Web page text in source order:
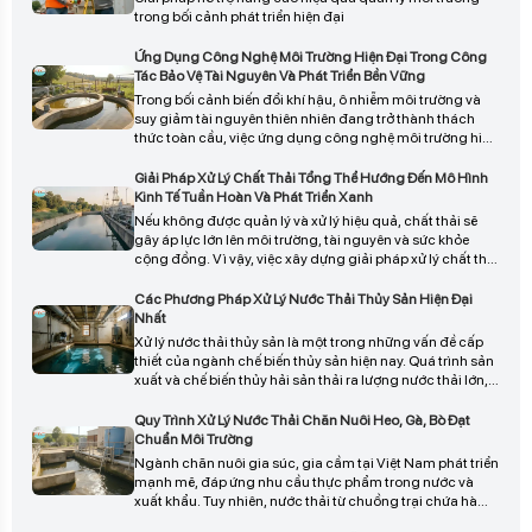
trong bối cảnh phát triển hiện đại
Ứng Dụng Công Nghệ Môi Trường Hiện Đại Trong Công
Tác Bảo Vệ Tài Nguyên Và Phát Triển Bền Vững
Trong bối cảnh biến đổi khí hậu, ô nhiễm môi trường và
suy giảm tài nguyên thiên nhiên đang trở thành thách
thức toàn cầu, việc ứng dụng công nghệ môi trường hiện
nguyên và phát triển bền vững.
Giải Pháp Xử Lý Chất Thải Tổng Thể Hướng Đến Mô Hình
Kinh Tế Tuần Hoàn Và Phát Triển Xanh
Nếu không được quản lý và xử lý hiệu quả, chất thải sẽ
gây áp lực lớn lên môi trường, tài nguyên và sức khỏe
cộng đồng. Vì vậy, việc xây dựng giải pháp xử lý chất thải
xanh đang trở thành yêu cầu cấp thiết đối với doanh
nghiệp và xã hội.
Các Phương Pháp Xử Lý Nước Thải Thủy Sản Hiện Đại
Nhất
Xử lý nước thải thủy sản là một trong những vấn đề cấp
thiết của ngành chế biến thủy sản hiện nay. Quá trình sản
xuất và chế biến thủy hải sản thải ra lượng nước thải lớn,
hại. Nếu không được xử lý đúng cách, nguồn nước thải
này sẽ gây ô nhiễm nghiêm trọng đến môi trường, ảnh
hưởng trực tiếp đến sức khỏe cộng đồng và làm suy
giảm hệ sinh thái thủy sinh
Quy Trình Xử Lý Nước Thải Chăn Nuôi Heo, Gà, Bò Đạt
Chuẩn Môi Trường
Ngành chăn nuôi gia súc, gia cầm tại Việt Nam phát triển
mạnh mẽ, đáp ứng nhu cầu thực phẩm trong nước và
xuất khẩu. Tuy nhiên, nước thải từ chuồng trại chứa hàm